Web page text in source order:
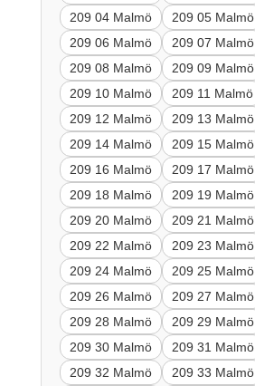
209 04 Malmö
209 05 Malmö
209 06 Malmö
209 07 Malmö
209 08 Malmö
209 09 Malmö
209 10 Malmö
209 11 Malmö
209 12 Malmö
209 13 Malmö
209 14 Malmö
209 15 Malmö
209 16 Malmö
209 17 Malmö
209 18 Malmö
209 19 Malmö
209 20 Malmö
209 21 Malmö
209 22 Malmö
209 23 Malmö
209 24 Malmö
209 25 Malmö
209 26 Malmö
209 27 Malmö
209 28 Malmö
209 29 Malmö
209 30 Malmö
209 31 Malmö
209 32 Malmö
209 33 Malmö